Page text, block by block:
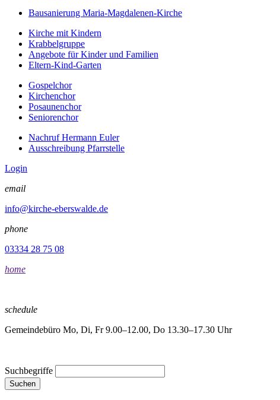
Bausanierung Maria-Magdalenen-Kirche
Kirche mit Kindern
Krabbelgruppe
Angebote für Kinder und Familien
Eltern-Kind-Garten
Gospelchor
Kirchenchor
Posaunenchor
Seniorenchor
Nachruf Hermann Euler
Ausschreibung Pfarrstelle
Login
email
info@kirche-eberswalde.de
phone
03334 28 75 08
home
schedule
Gemeindebüro Mo, Di, Fr 9.00–12.00, Do 13.30–17.30 Uhr
Suchbegriffe
Suchen